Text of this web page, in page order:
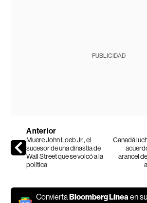
PUBLICIDAD
Anterior
Muere John Loeb Jr., el
sucesor de una dinastía de
Wall Street que se volcó a la
política
Canadá
arancel
ConviertaBloomberg Líneaen